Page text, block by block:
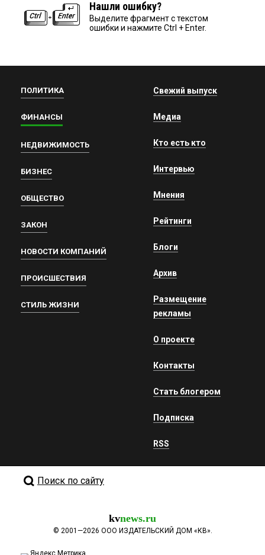
Нашли ошибку?
Выделите фрагмент с текстом
ошибки и нажмите Ctrl + Enter.
ПОЛИТИКА
ФИНАНСЫ
НЕДВИЖИМОСТЬ
БИЗНЕС
ОБЩЕСТВО
ЗАКОН
НОВОСТИ КОМПАНИЙ
ПРОИСШЕСТВИЯ
СТИЛЬ ЖИЗНИ
Свежий выпуск
Медиа
Кто есть кто
Интервью
Мнения
Рейтинги
Блоги
Архив
Размещение
рекламы
О проекте
Контакты
Стать блогером
Подписка
RSS
Поиск по сайту
kvnews.ru
© 2001—2026 ООО ИЗДАТЕЛЬСКИЙ ДОМ «КВ».